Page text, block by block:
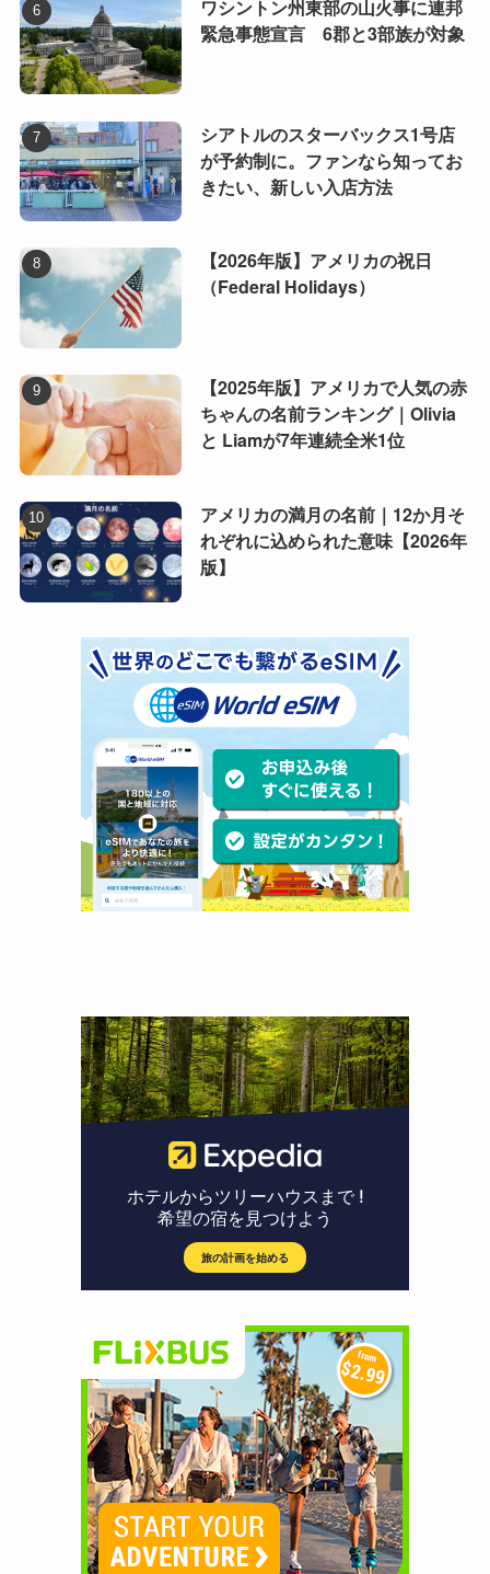
ワシントン州東部の山火事に連邦
緊急事態宣言 6郡と3部族が対象
シアトルのスターバックス1号店
が予約制に。ファンなら知ってお
きたい、新しい入店方法
【2026年版】アメリカの祝日
（Federal Holidays）
【2025年版】アメリカで人気の赤
ちゃんの名前ランキング｜Olivia
と Liamが7年連続全米1位
アメリカの満月の名前｜12か月そ
れぞれに込められた意味【2026年
版】